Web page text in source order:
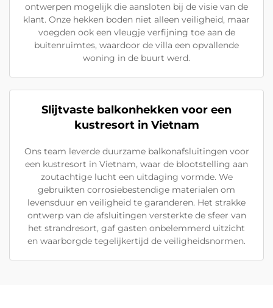
ontwerpen mogelijk die aansloten bij de visie van de
klant. Onze hekken boden niet alleen veiligheid, maar
voegden ook een vleugje verfijning toe aan de
buitenruimtes, waardoor de villa een opvallende
woning in de buurt werd.
Slijtvaste balkonhekken voor een
kustresort in Vietnam
Ons team leverde duurzame balkonafsluitingen voor
een kustresort in Vietnam, waar de blootstelling aan
zoutachtige lucht een uitdaging vormde. We
gebruikten corrosiebestendige materialen om
levensduur en veiligheid te garanderen. Het strakke
ontwerp van de afsluitingen versterkte de sfeer van
het strandresort, gaf gasten onbelemmerd uitzicht
en waarborgde tegelijkertijd de veiligheidsnormen.